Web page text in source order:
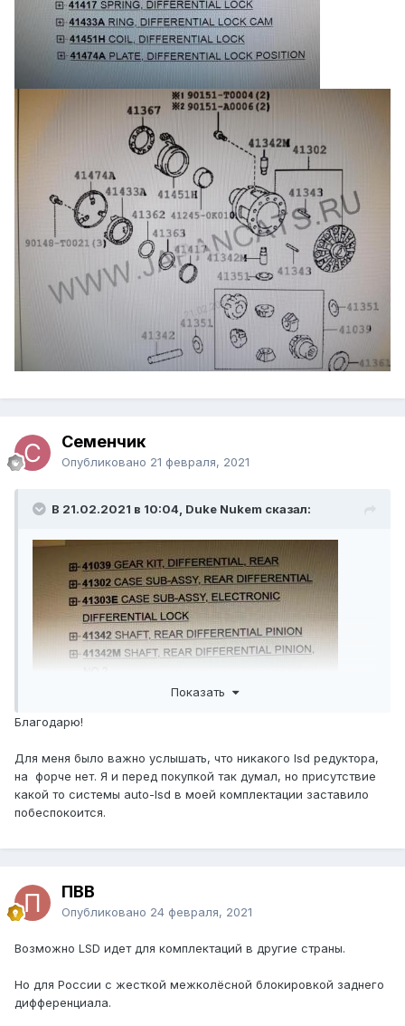
Семенчик
Опубликовано 21 февраля, 2021
В 21.02.2021 в 10:04, Duke Nukem сказал:
Показать
Благодарю!
Для меня было важно услышать, что никакого lsd редуктора,
на форче нет. Я и перед покупкой так думал, но присутствие
какой то системы auto-lsd в моей комплектации заставило
побеспокоится.
ПВВ
Опубликовано 24 февраля, 2021
Возможно LSD идет для комплектаций в другие страны.
Но для России с жесткой межколёсной блокировкой заднего
дифференциала.